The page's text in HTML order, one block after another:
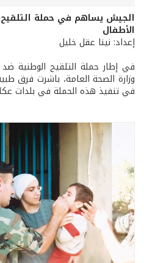
الجيش يساهم في حملة
الأطفال
إعداد: نينا عقل خليل
في إطار حملة التلقيح الوطنية
وزارة الصحة العامة، باشرت فرق
في تنفيذ هذه الحملة في بلدات